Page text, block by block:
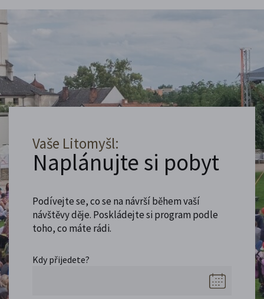
Vaše Litomyšl:
Naplánujte si pobyt
Podívejte se, co se na návrší během vaší
návštěvy děje. Poskládejte si program podle
toho, co máte rádi.
Kdy přijedete?